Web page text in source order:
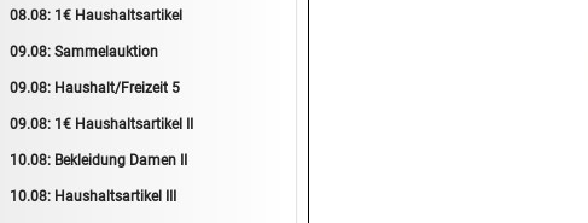
08.08: 1€ Haushaltsartikel
09.08: Sammelauktion
09.08: Haushalt/Freizeit 5
09.08: 1€ Haushaltsartikel II
10.08: Bekleidung Damen II
10.08: Haushaltsartikel III